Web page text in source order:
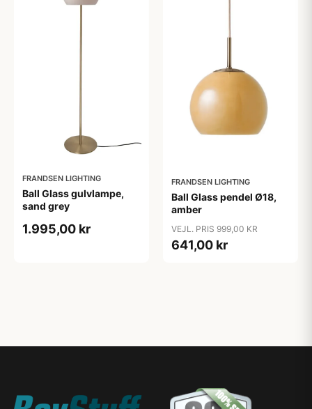
FRANDSEN LIGHTING
Ball Glass gulvlampe,
sand grey
1.995,00 kr
FRANDSEN LIGHTING
Ball Glass pendel Ø18,
amber
VEJL. PRIS 999,00 KR
641,00 kr